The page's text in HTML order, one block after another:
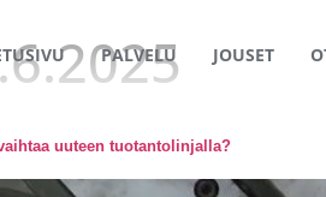
PALVELU JOUSET
uuteen tuotantolinjalla?